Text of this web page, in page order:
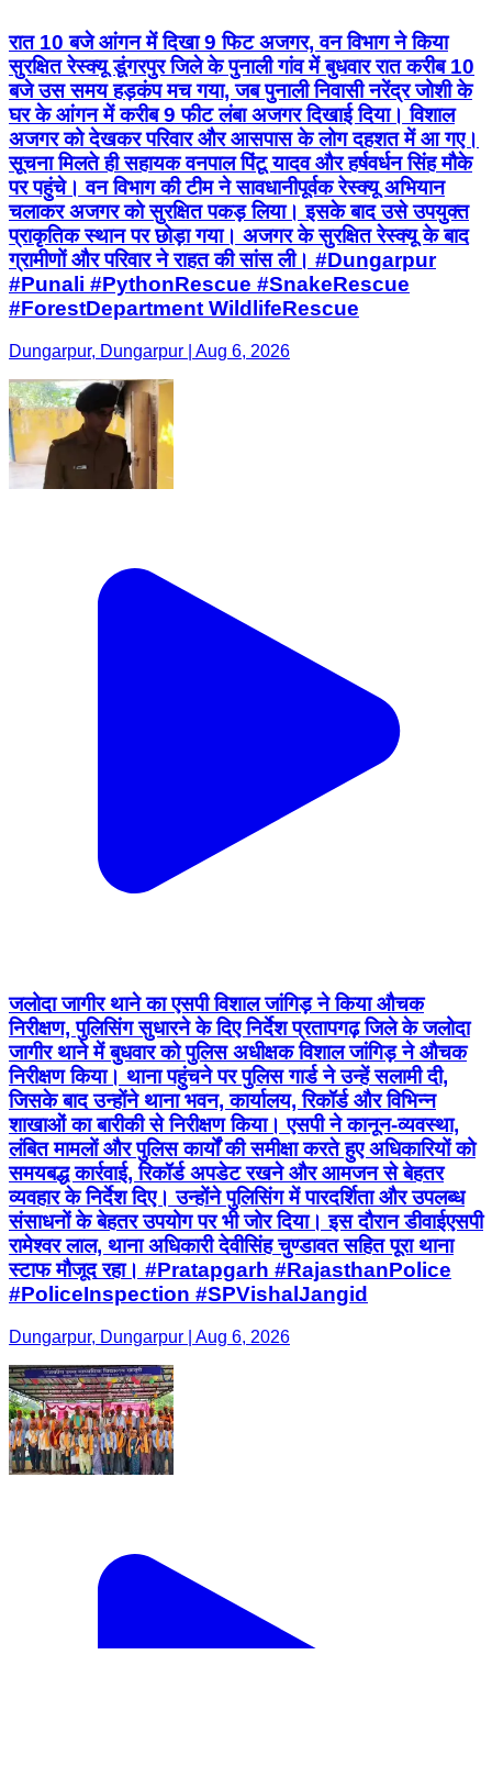
रात 10 बजे आंगन में दिखा 9 फिट अजगर, वन विभाग ने किया
सुरक्षित रेस्क्यू डूंगरपुर जिले के पुनाली गांव में बुधवार रात करीब 10
बजे उस समय हड़कंप मच गया, जब पुनाली निवासी नरेंद्र जोशी के
घर के आंगन में करीब 9 फीट लंबा अजगर दिखाई दिया। विशाल
अजगर को देखकर परिवार और आसपास के लोग दहशत में आ गए।
सूचना मिलते ही सहायक वनपाल पिंटू यादव और हर्षवर्धन सिंह मौके
पर पहुंचे। वन विभाग की टीम ने सावधानीपूर्वक रेस्क्यू अभियान
चलाकर अजगर को सुरक्षित पकड़ लिया। इसके बाद उसे उपयुक्त
प्राकृतिक स्थान पर छोड़ा गया। अजगर के सुरक्षित रेस्क्यू के बाद
ग्रामीणों और परिवार ने राहत की सांस ली। #Dungarpur
#Punali #PythonRescue #SnakeRescue
#ForestDepartment WildlifeRescue
Dungarpur, Dungarpur | Aug 6, 2026
जलोदा जागीर थाने का एसपी विशाल जांगिड़ ने किया औचक
निरीक्षण, पुलिसिंग सुधारने के दिए निर्देश प्रतापगढ़ जिले के जलोदा
जागीर थाने में बुधवार को पुलिस अधीक्षक विशाल जांगिड़ ने औचक
निरीक्षण किया। थाना पहुंचने पर पुलिस गार्ड ने उन्हें सलामी दी,
जिसके बाद उन्होंने थाना भवन, कार्यालय, रिकॉर्ड और विभिन्न
शाखाओं का बारीकी से निरीक्षण किया। एसपी ने कानून-व्यवस्था,
लंबित मामलों और पुलिस कार्यों की समीक्षा करते हुए अधिकारियों को
समयबद्ध कार्रवाई, रिकॉर्ड अपडेट रखने और आमजन से बेहतर
व्यवहार के निर्देश दिए। उन्होंने पुलिसिंग में पारदर्शिता और उपलब्ध
संसाधनों के बेहतर उपयोग पर भी जोर दिया। इस दौरान डीवाईएसपी
रामेश्वर लाल, थाना अधिकारी देवीसिंह चुण्डावत सहित पूरा थाना
स्टाफ मौजूद रहा। #Pratapgarh #RajasthanPolice
#PoliceInspection #SPVishalJangid
Dungarpur, Dungarpur | Aug 6, 2026